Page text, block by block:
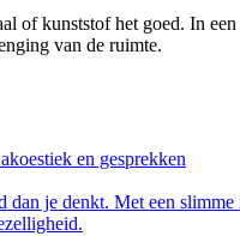
of kunststof het goed. In
van de ruimte.
en gesprekken
je denkt. Met een